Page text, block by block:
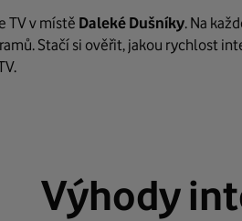
TV v místě Daleké Dušníky. Na
Stačí si ověřit, jakou rychlost
Výhody